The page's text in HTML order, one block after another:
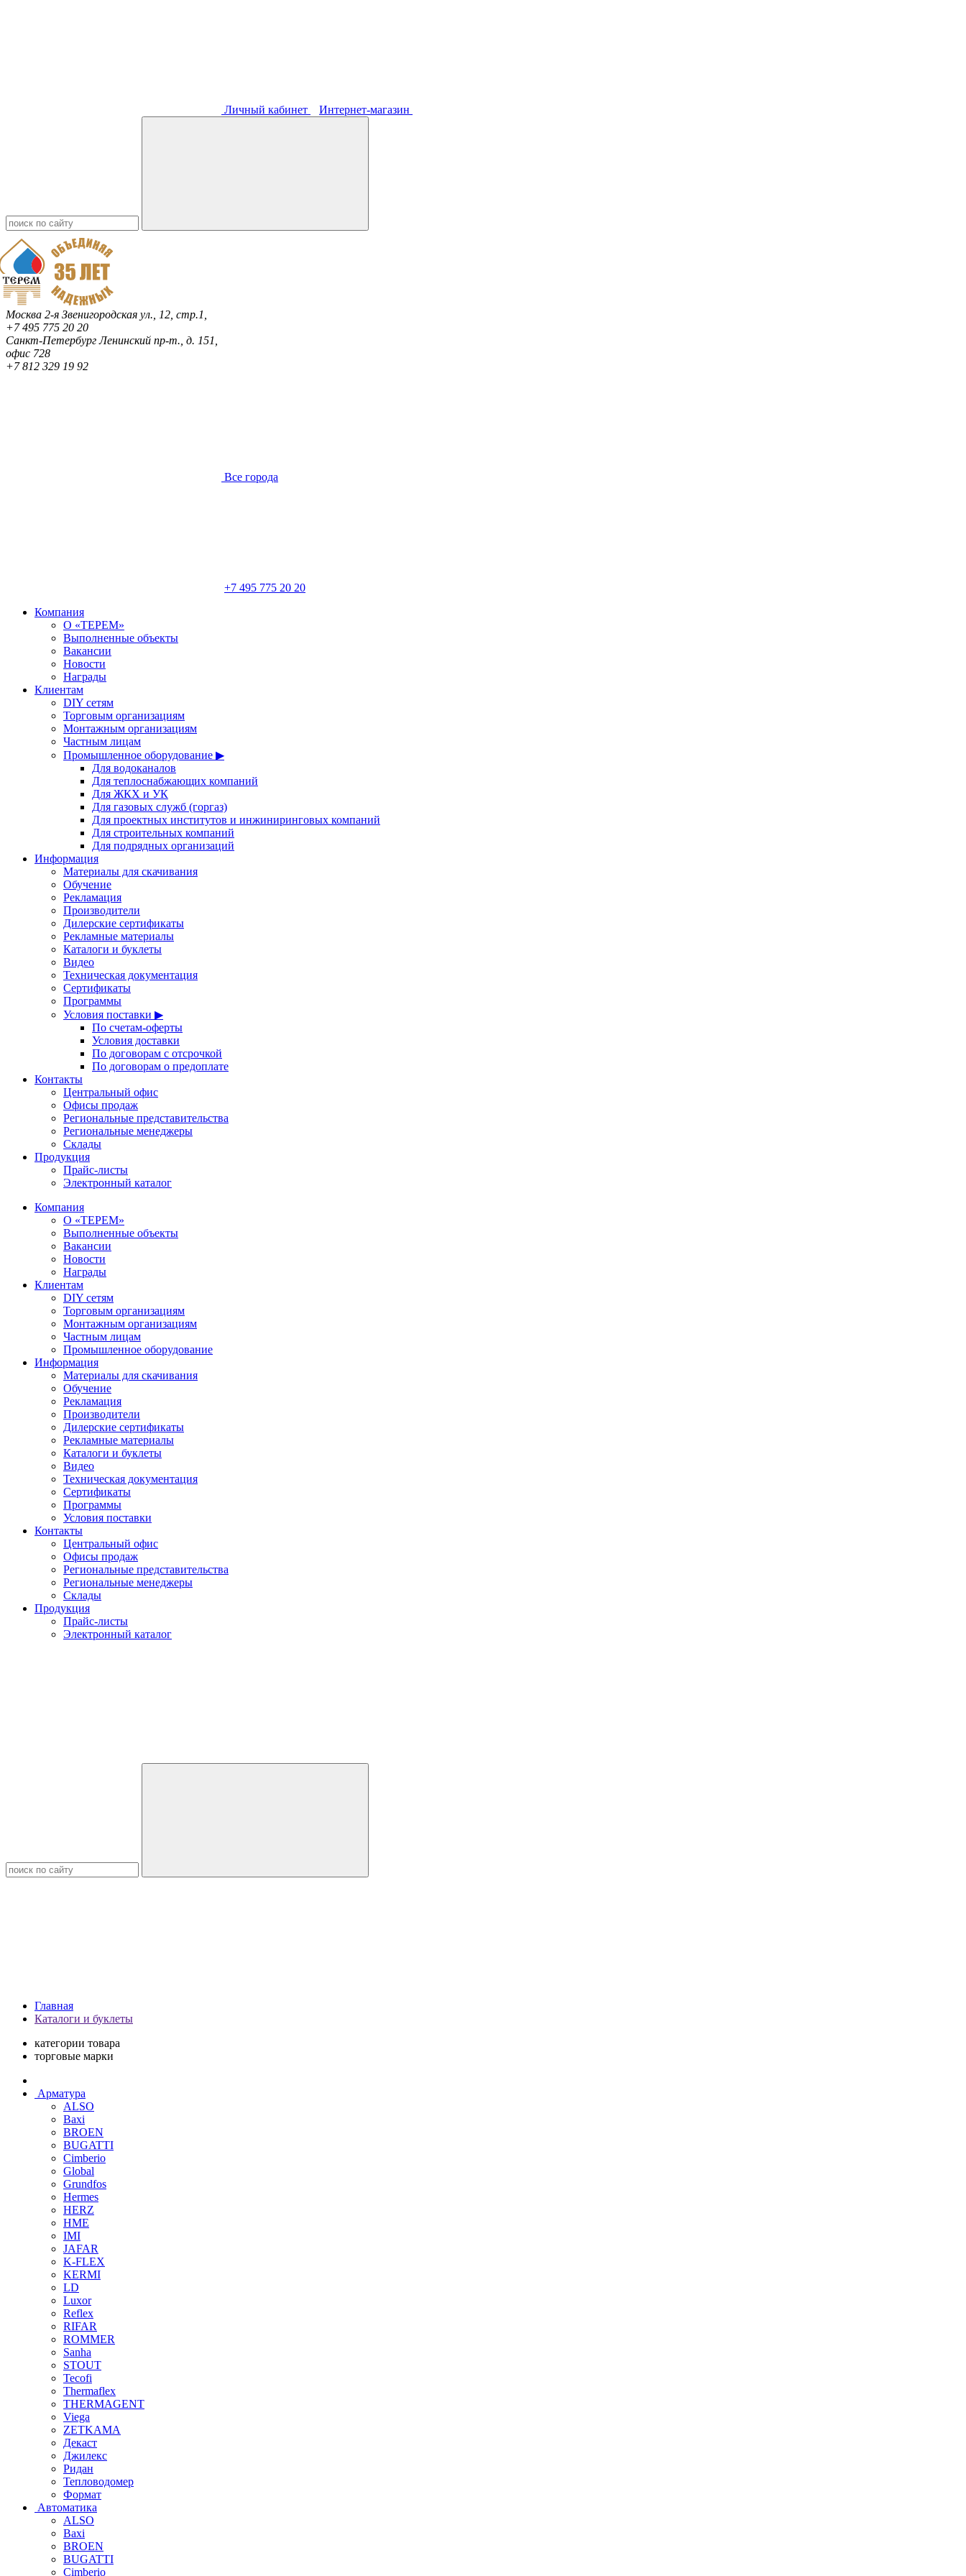
Личный кабинет Интернет-магазин
Москва 2-я Звенигородская ул., 12, стр.1,
+7 495 775 20 20
Санкт-ПетербургЛенинский пр-т., д. 151,
офис 728
+7 812 329 19 92
Все города
+7 495 775 20 20
Компания
О «ТЕРЕМ»
Выполненные объекты
Вакансии
Новости
Награды
Клиентам
DIY сетям
Торговым организациям
Монтажным организациям
Частным лицам
Промышленное оборудование ▶
Для водоканалов
Для теплоснабжающих компаний
Для ЖКХ и УК
Для газовых служб (горгаз)
Для проектных институтов и инжиниринговых компаний
Для строительных компаний
Для подрядных организаций
Информация
Материалы для скачивания
Обучение
Рекламация
Производители
Дилерские сертификаты
Рекламные материалы
Каталоги и буклеты
Видео
Техническая документация
Сертификаты
Программы
Условия поставки ▶
По счетам-оферты
Условия доставки
По договорам с отсрочкой
По договорам о предоплате
Контакты
Центральный офис
Офисы продаж
Региональные представительства
Региональные менеджеры
Склады
Продукция
Прайс-листы
Электронный каталог
Компания
О «ТЕРЕМ»
Выполненные объекты
Вакансии
Новости
Награды
Клиентам
DIY сетям
Торговым организациям
Монтажным организациям
Частным лицам
Промышленное оборудование
Информация
Материалы для скачивания
Обучение
Рекламация
Производители
Дилерские сертификаты
Рекламные материалы
Каталоги и буклеты
Видео
Техническая документация
Сертификаты
Программы
Условия поставки
Контакты
Центральный офис
Офисы продаж
Региональные представительства
Региональные менеджеры
Склады
Продукция
Прайс-листы
Электронный каталог
Главная
Каталоги и буклеты
категории товара
торговые марки
Арматура
ALSO
Baxi
BROEN
BUGATTI
Cimberio
Global
Grundfos
Hermes
HERZ
HME
IMI
JAFAR
K-FLEX
KERMI
LD
Luxor
Reflex
RIFAR
ROMMER
Sanha
STOUT
Tecofi
Thermaflex
THERMAGENT
Viega
ZETKAMA
Декаст
Джилекс
Ридан
Тепловодомер
Формат
Автоматика
ALSO
Baxi
BROEN
BUGATTI
Cimberio